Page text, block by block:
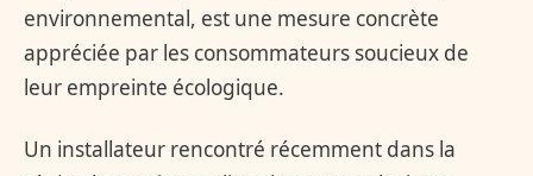
environnemental, est une mesure concrète
appréciée par les consommateurs soucieux de
leur empreinte écologique.
Un installateur rencontré récemment dans la